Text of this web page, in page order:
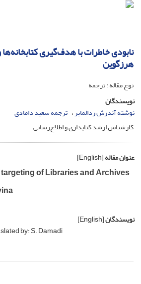
نابودی خاطرات با هدف‌گیری
هرزگوین
نوع مقاله : ترجمه
نویسندگان
نوشته آندرش ردالمایر ترجمه سعید دامادی
کارشناس ارشد کتابداری و اطلاع‌رسانی
عنوان مقاله[English]
of Libraries and Archives
نویسندگان[English]
by: S. Damadi